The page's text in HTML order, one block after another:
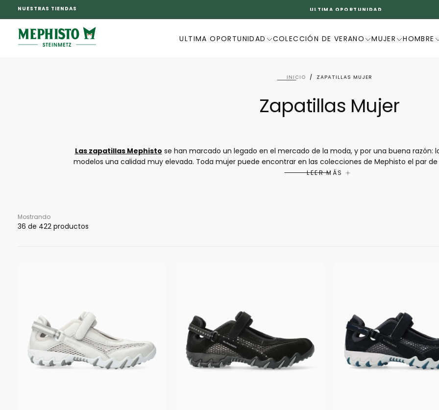
SALTAR
AL
NUESTRAS TIENDAS ULTIMA OPORTUNIDAD
ULTIMA OPORTUNIDAD COLECCIÓN DE VERANO MUJER HOMBRE
INICIO / ZAPATILLAS MUJER
Zapatillas Mujer
Las zapatillas Mephisto se han marcado un legado en el mercado de la moda, y por una buena razón:
modelos una calidad muy elevada. Toda mujer puede encontrar en las colecciones de Mephisto el par
los distintos campos deportivos o en la ciudad. Las zapatillas Mephisto combinan modernidad, diseño y
LEER MÁS
Mostrando
36 de 422 productos